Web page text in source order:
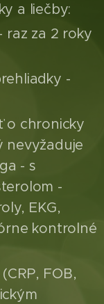
a liečby:
raz za 2 roky
-
o chronicky
nevyžaduje
- s
-
EKG,
kontrolné
FOB,